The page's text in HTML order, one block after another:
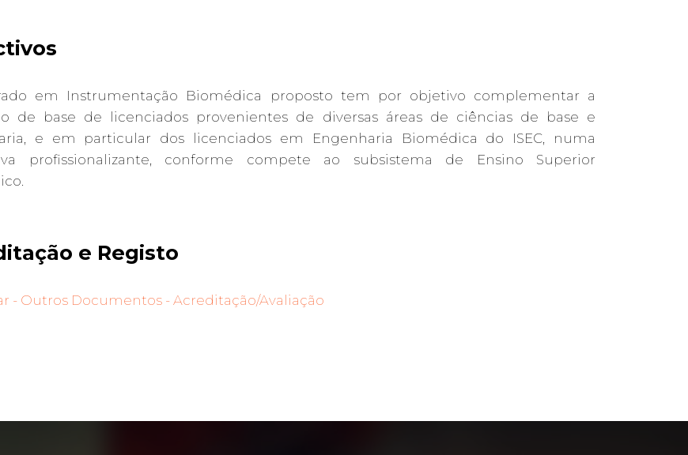
em Instrumentação Biomédica proposto tem por objetivo complementar a
de base de licenciados provenientes de diversas áreas de ciências de base e
e em particular dos licenciados em Engenharia Biomédica do ISEC, numa
profissionalizante, conforme compete ao subsistema de Ensino Superior
e Registo
- Outros Documentos - Acreditação/Avaliação